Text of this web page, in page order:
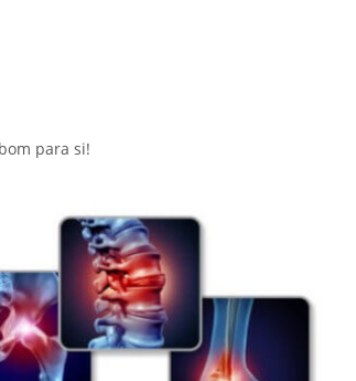
para si!